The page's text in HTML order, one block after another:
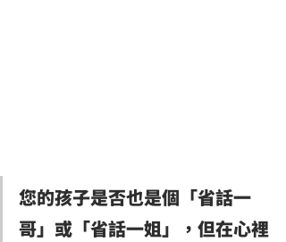
您的孩子是否也是個「省話一
哥」或「省話一姐」，但在心裡